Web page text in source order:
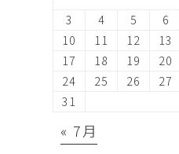
3
4 5 6
10
11 12 13
17
18 19 20
24
25 26 27
31
« 7月